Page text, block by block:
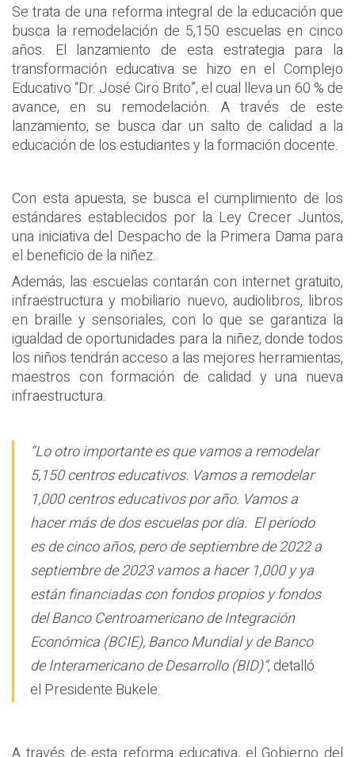
Se trata de una reforma integral de la educación que
busca la remodelación de 5,150 escuelas en cinco
años. El lanzamiento de esta estrategia para la
transformación educativa se hizo en el Complejo
Educativo “Dr. José Ciro Brito”, el cual lleva un 60 % de
avance, en su remodelación. A través de este
lanzamiento, se busca dar un salto de calidad a la
educación de los estudiantes y la formación docente.
Con esta apuesta, se busca el cumplimiento de los
estándares establecidos por la Ley Crecer Juntos,
una iniciativa del Despacho de la Primera Dama para
el beneficio de la niñez.
Además, las escuelas contarán con internet gratuito,
infraestructura y mobiliario nuevo, audiolibros, libros
en braille y sensoriales, con lo que se garantiza la
igualdad de oportunidades para la niñez, donde todos
los niños tendrán acceso a las mejores herramientas,
maestros con formación de calidad y una nueva
infraestructura.
“Lo otro importante es que vamos a remodelar
5,150 centros educativos. Vamos a remodelar
1,000 centros educativos por año. Vamos a
hacer más de dos escuelas por día. El período
es de cinco años, pero de septiembre de 2022 a
septiembre de 2023 vamos a hacer 1,000 y ya
están financiadas con fondos propios y fondos
del Banco Centroamericano de Integración
Económica (BCIE), Banco Mundial y de Banco
de Interamericano de Desarrollo (BID)”, detalló
el Presidente Bukele.